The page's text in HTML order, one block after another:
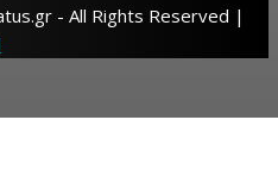
- All Rights Reserved |